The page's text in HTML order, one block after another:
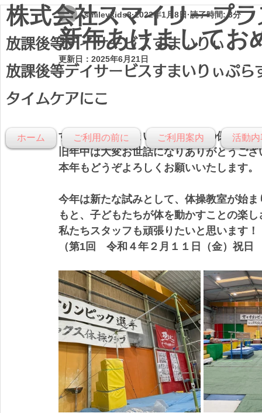
株式会社スマイリープラ
放課後等デイサービスすまいりぃ
放課後等デイサービスすまいりぃぷら
タイムケアにこ
ホーム ご利用の前に ご利用案内 活動
新年あけましてお
smileykids8 2022年1月8日 読了時間: 3分
更新日： 2025年6月21日
すまいりぃ、すまいりぃぷらすの保護者
旧年中は大変お世話になりありがとうご
本年もどうぞよろしくお願いいたします。
今年は新たな試みとして、体操教室が始
もと、子どもたちが体を動かすことの楽
私たちスタッフも頑張りたいと思います！
（第1回　令和４年２月１１日（金）祝